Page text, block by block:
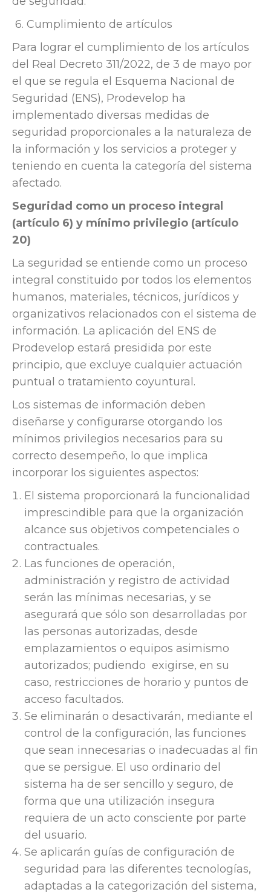
6. Cumplimiento de artículos
Para lograr el cumplimiento de los artículos
del Real Decreto 311/2022, de 3 de mayo por
el que se regula el Esquema Nacional de
Seguridad (ENS), Prodevelop ha
implementado diversas medidas de
seguridad proporcionales a la naturaleza de
la información y los servicios a proteger y
teniendo en cuenta la categoría del sistema
afectado.
Seguridad como un proceso integral
(artículo 6) y mínimo privilegio (artículo
20)
La seguridad se entiende como un proceso
integral constituido por todos los elementos
humanos, materiales, técnicos, jurídicos y
organizativos relacionados con el sistema de
información. La aplicación del ENS de
Prodevelop estará presidida por este
principio, que excluye cualquier actuación
puntual o tratamiento coyuntural.
Los sistemas de información deben
diseñarse y configurarse otorgando los
mínimos privilegios necesarios para su
correcto desempeño, lo que implica
incorporar los siguientes aspectos:
El sistema proporcionará la funcionalidad
imprescindible para que la organización
alcance sus objetivos competenciales o
contractuales.
Las funciones de operación,
administración y registro de actividad
serán las mínimas necesarias, y se
asegurará que sólo son desarrolladas por
las personas autorizadas, desde
emplazamientos o equipos asimismo
autorizados; pudiendo exigirse, en su
caso, restricciones de horario y puntos de
acceso facultados.
Se eliminarán o desactivarán, mediante el
control de la configuración, las funciones
que sean innecesarias o inadecuadas al fin
que se persigue. El uso ordinario del
sistema ha de ser sencillo y seguro, de
forma que una utilización insegura
requiera de un acto consciente por parte
del usuario.
Se aplicarán guías de configuración de
seguridad para las diferentes tecnologías,
adaptadas a la categorización del sistema,